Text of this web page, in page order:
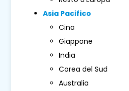
Asia Pacifico
Cina
Giappone
India
Corea del Sud
Australia